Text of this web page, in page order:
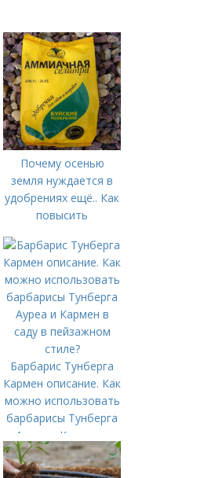
Почему осенью
земля нуждается в
удобрениях ещё.. Как
повысить
осенью
Барбарис Тунберга
Кармен описание. Как
можно использовать
барбарисы Тунберга
Ауреа и Кармен в
саду в пейзажном
стиле?